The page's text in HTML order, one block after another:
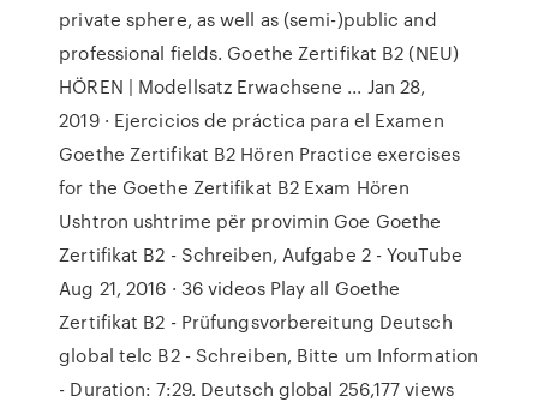
private sphere, as well as (semi-)public and
professional fields. Goethe Zertifikat B2 (NEU)
HÖREN | Modellsatz Erwachsene ... Jan 28,
2019 · Ejercicios de práctica para el Examen
Goethe Zertifikat B2 Hören Practice exercises
for the Goethe Zertifikat B2 Exam Hören
Ushtron ushtrime për provimin Goe Goethe
Zertifikat B2 - Schreiben, Aufgabe 2 - YouTube
Aug 21, 2016 · 36 videos Play all Goethe
Zertifikat B2 - Prüfungsvorbereitung Deutsch
global telc B2 - Schreiben, Bitte um Information
- Duration: 7:29. Deutsch global 256,177 views